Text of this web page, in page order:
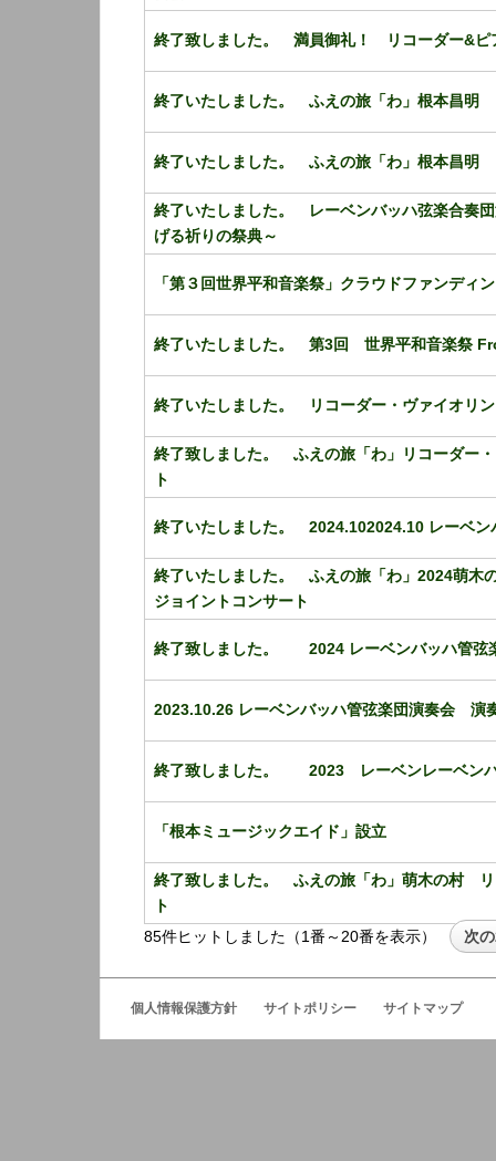
終了致しました。 満員御礼！ リコーダー&
終了いたしました。 ふえの旅「わ」根本昌明
終了いたしました。 ふえの旅「わ」根本昌明
終了いたしました。 レーベンバッハ弦楽合奏
げる祈りの祭典～
「第３回世界平和音楽祭」クラウドファンディ
終了いたしました。 第3回 世界平和音楽祭
終了いたしました。 リコーダー・ヴァイオリ
終了致しました。 ふえの旅「わ」リコーダー
ト
終了いたしました。 2024.102024.10 レーベ
終了いたしました。 ふえの旅「わ」2024萌木
ジョイントコンサート
終了致しました。 2024 レーベンバッハ管弦
2023.10.26 レーベンバッハ管弦楽団演奏会 演
終了致しました。 2023 レーベンレーベン
「根本ミュージックエイド」設立
終了致しました。 ふえの旅「わ」萌木の村
ト
85件ヒットしました（1番～20番を表示）
次
個人情報保護方針 サイトポリシー サイトマップ